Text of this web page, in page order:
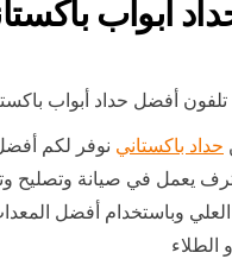
ابواب
أفضل حداد أبواب
حداد باكستاني نوفر لكم
يعمل في صيانة وتصليح
وباستخدام أفضل
الطلاء